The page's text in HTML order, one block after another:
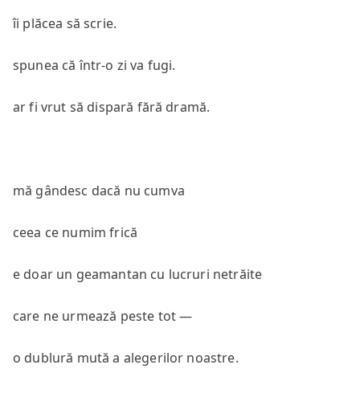
îi plăcea să scrie.
spunea că într-o zi va fugi.
ar fi vrut să dispară fără dramă.
mă gândesc dacă nu cumva
ceea ce numim frică
e doar un geamantan cu lucruri netrăite
care ne urmează peste tot —
o dublură mută a alegerilor noastre.